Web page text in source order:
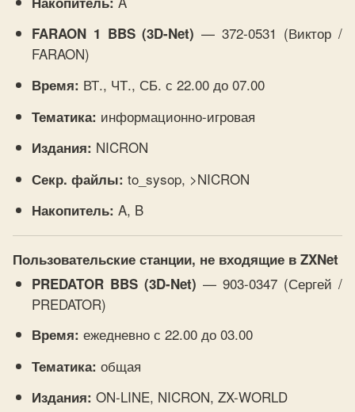
FARAON 1 BBS (3D-Net) — 372-0531 (Виктор /
FARAON)
Время: ВТ., ЧТ., СБ. с 22.00 до 07.00
Тематика: информационно-игровая
Издания: NICRON
Секр. файлы: to_sysop, >NICRON
Накопитель: A, B
Пользовательские станции, не входящие в ZXNet
PREDATOR BBS (3D-Net) — 903-0347 (Сергей /
PREDATOR)
Время: ежедневно с 22.00 до 03.00
Тематика: общая
Издания: ON-LINE, NICRON, ZX-WORLD